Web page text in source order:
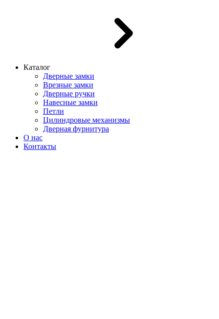
Каталог
Дверные замки
Врезные замки
Дверные ручки
Навесные замки
Петли
Цилиндровые механизмы
Дверная фурнитура
О нас
Контакты